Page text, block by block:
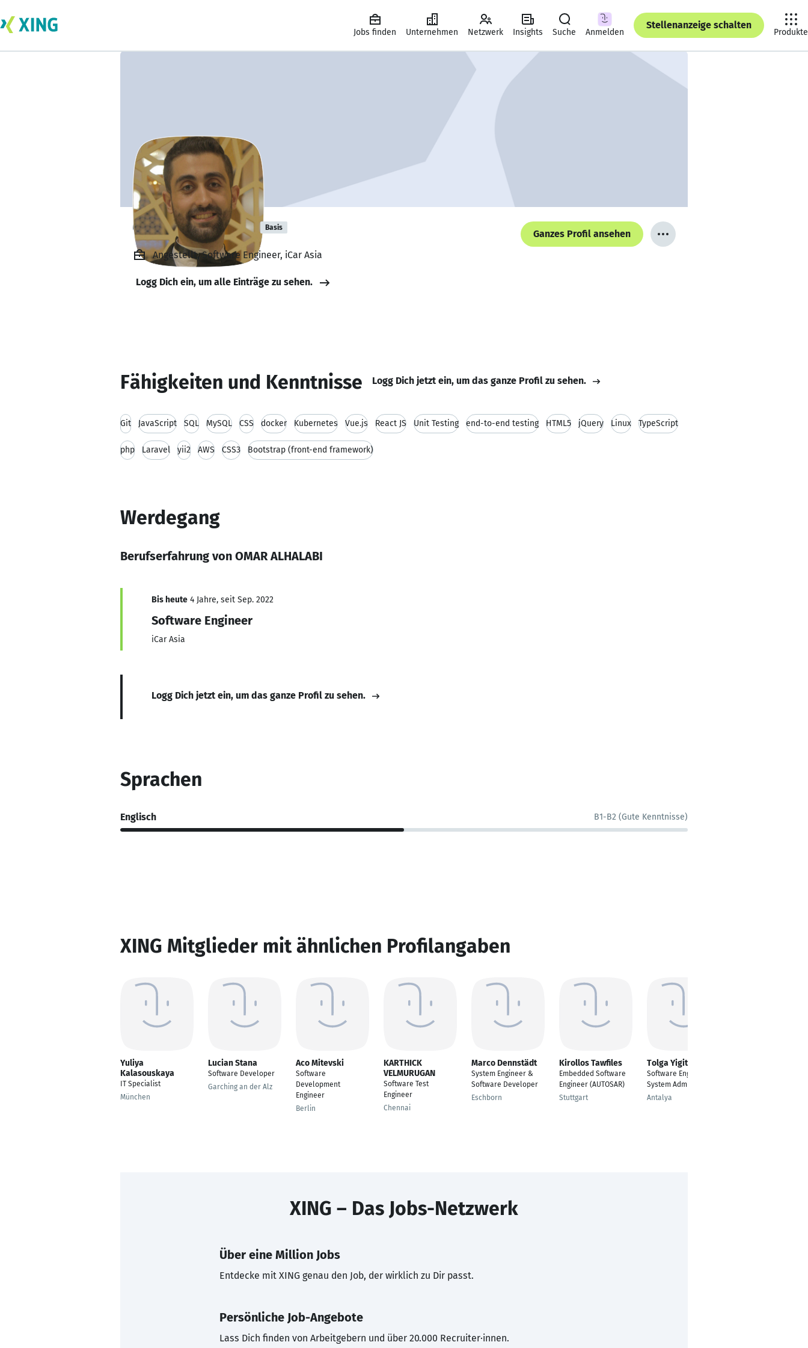
Jobs finden Unternehmen Netzwerk Insights Suche Anmelden
Stellenanzeige schalten
Produkte
OMAR ALHALABI Basis
Ganzes Profil ansehen
Angestellt, Software Engineer, iCar Asia
Logg Dich ein, um alle Einträge zu sehen.
Fähigkeiten und Kenntnisse Logg Dich jetzt ein, um das ganze Profil zu sehen.
Git JavaScript SQL MySQL CSS docker Kubernetes Vue.js React JS Unit Testing end-to-end testing HTML5 jQuery Linux TypeScript
php Laravel yii2 AWS CSS3 Bootstrap (front-end framework)
Werdegang
Berufserfahrung von OMAR ALHALABI
Bis heute 4 Jahre, seit Sep. 2022
Software Engineer
iCar Asia
Logg Dich jetzt ein, um das ganze Profil zu sehen.
Sprachen
Englisch B1-B2 (Gute Kenntnisse)
XING Mitglieder mit ähnlichen Profilangaben
Yuliya
Kalasouskaya
IT Specialist
München
Lucian Stana
Software Developer
Garching an der Alz
Aco Mitevski
Software
Development
Engineer
Berlin
KARTHICK
VELMURUGAN
Software Test
Engineer
Chennai
Marco Dennstädt
System Engineer &
Software Developer
Eschborn
Kirollos Tawfiles
Embedded Software
Engineer (AUTOSAR)
Stuttgart
Tolga Yigit
Software Engineer &
System Administrator
Antalya
XING – Das Jobs-Netzwerk
Über eine Million Jobs
Entdecke mit XING genau den Job, der wirklich zu Dir passt.
Persönliche Job-Angebote
Lass Dich finden von Arbeitgebern und über 20.000 Recruiter·innen.